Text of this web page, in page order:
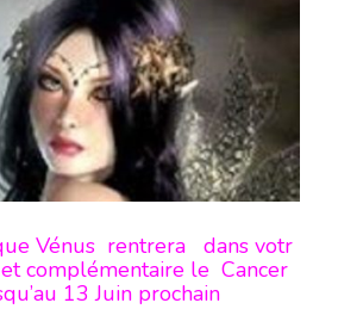
Vénus rentrera dans votr
complémentaire le Cancer
13 Juin prochain